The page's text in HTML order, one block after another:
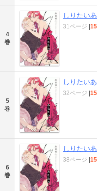
4
巻
しりたい
31ページ |
5
巻
しりたい
32ページ |
6
巻
しりたい
38ページ |